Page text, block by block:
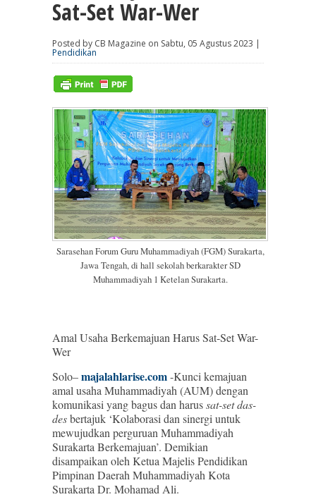
Sat-Set War-Wer
Posted by CB Magazine on Sabtu, 05 Agustus 2023 |
Pendidikan
Sarasehan Forum Guru Muhammadiyah (FGM) Surakarta,
Jawa Tengah, di hall sekolah berkarakter SD
Muhammadiyah 1 Ketelan Surakarta.
Amal Usaha Berkemajuan Harus Sat-Set War-
Wer
Solo–majalahlarise.com-Kunci kemajuan
amal usaha Muhammadiyah (AUM) dengan
komunikasi yang bagus dan harussat-set das-
desbertajuk ‘Kolaborasi dan sinergi untuk
mewujudkan perguruan Muhammadiyah
Surakarta Berkemajuan’. Demikian
disampaikan oleh Ketua Majelis Pendidikan
Pimpinan Daerah Muhammadiyah Kota
Surakarta Dr. Mohamad Ali.